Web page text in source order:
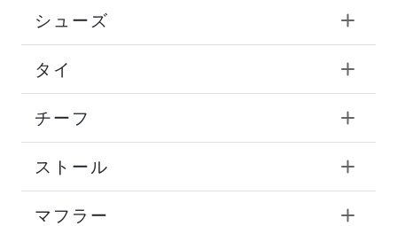
シューズ
タイ
チーフ
ストール
マフラー